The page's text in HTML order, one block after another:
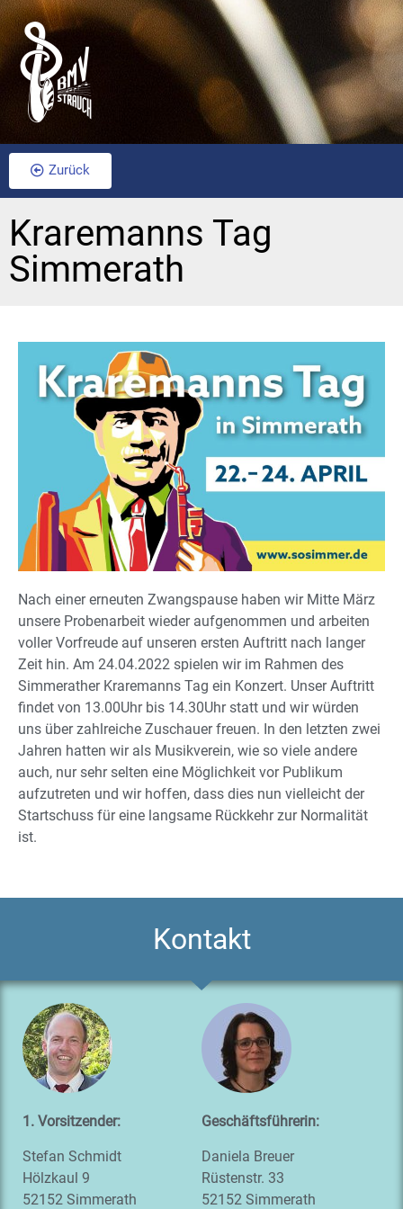
Zurück
Kraremanns Tag
Simmerath
Nach einer erneuten Zwangspause haben wir Mitte März
unsere Probenarbeit wieder aufgenommen und arbeiten
voller Vorfreude auf unseren ersten Auftritt nach langer
Zeit hin. Am 24.04.2022 spielen wir im Rahmen des
Simmerather Kraremanns Tag ein Konzert. Unser Auftritt
findet von 13.00Uhr bis 14.30Uhr statt und wir würden
uns über zahlreiche Zuschauer freuen. In den letzten zwei
Jahren hatten wir als Musikverein, wie so viele andere
auch, nur sehr selten eine Möglichkeit vor Publikum
aufzutreten und wir hoffen, dass dies nun vielleicht der
Startschuss für eine langsame Rückkehr zur Normalität
ist.
Kontakt
1. Vorsitzender:
Stefan Schmidt
Hölzkaul 9
52152 Simmerath
Geschäftsführerin:
Daniela Breuer
Rüstenstr. 33
52152 Simmerath